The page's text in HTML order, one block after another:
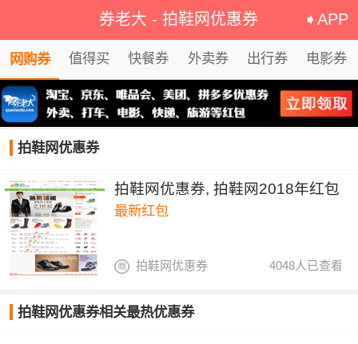
券老大 -拍鞋网优惠券 ➧APP
网购券 值得买 快餐券 外卖券 出行券 电影券
拍鞋网优惠券
拍鞋网优惠券, 拍鞋网2018年红包
最新红包
4048人已查看
拍鞋网优惠券
拍鞋网优惠券相关最热优惠券